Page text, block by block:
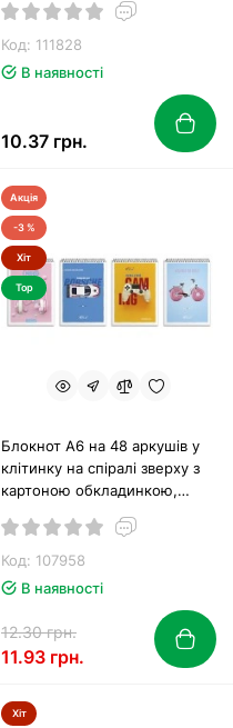
Код: 111828
В наявності
10.37 грн.
Акція
-3 %
Хіт
Top
Блокнот А6 на 48 аркушів у
клітинку на спіралі зверху з
картоною обкладинкою,
Код: 107958
В наявності
12.30 грн.
11.93 грн.
Хіт